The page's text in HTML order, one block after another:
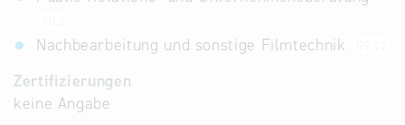
Nachbearbeitung und sonstige Filmtechnik
Zertifizierungen
keine Angabe